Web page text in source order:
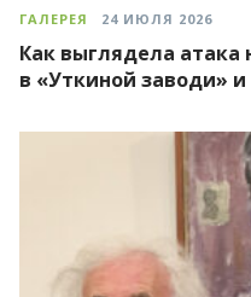
ГАЛЕРЕЯ 24 ИЮЛЯ 2026
Как выглядела
в «Уткиной заводи»